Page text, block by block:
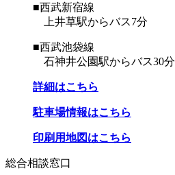
■西武新宿線
上井草駅からバス7分
■西武池袋線
石神井公園駅からバス30分
詳細はこちら
駐車場情報はこちら
印刷用地図はこちら
総合相談窓口